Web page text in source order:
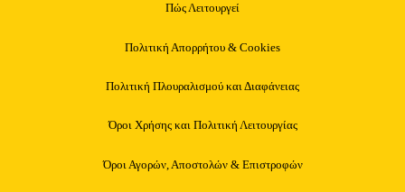
Πώς Λειτουργεί
Πολιτική Απορρήτου & Cookies
Πολιτική Πλουραλισμού και Διαφάνειας
Όροι Χρήσης και Πολιτική Λειτουργίας
Όροι Αγορών, Αποστολών & Επιστροφών